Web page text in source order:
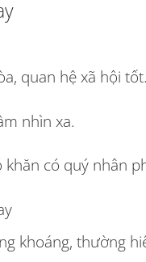
quan hệ xã hội tốt.
nhìn xa.
có quý nhân
khoáng, thường